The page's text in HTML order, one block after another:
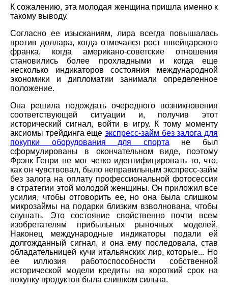
К сожалению, эта молодая женщина пришла именно к
такому выводу.
Согласно ее изысканиям, лира всегда повышалась
против доллара, когда отмечался рост швейцарского
франка, когда американо-советские отношения
становились более прохладными и когда еще
несколько индикаторов состояния международной
экономики и дипломатии занимали определенное
положение.
Она решила подождать очередного возникновения
соответствующей ситуации и, получив этот
исторический сигнал, войти в игру. К тому моменту
аксиомы трейдинга еще экспресс-займ без залога для
покупки оборудования для спорта не был
сформулированы в окончательном виде, поэтому
Фрэнк Генри не мог четко идентифицировать то, что,
как он чувствовал, было неправильным экспресс-займ
без залога на оплату профессиональной фотосессии
в стратегии этой молодой женщины. Он приложил все
усилия, чтобы отговорить ее, но она была слишком
микрозаймы на подарки близким взволнована, чтобы
слушать. Это состояние свойственно почти всем
изобретателям прибыльных рыночных моделей.
Наконец международные индикаторы подали ей
долгожданный сигнал, и она ему последовала, став
обладательницей кучи итальянских лир, которые... Но
ее иллюзия работоспособности собственной
исторической модели кредиты на короткий срок на
покупку продуктов была слишком сильна.